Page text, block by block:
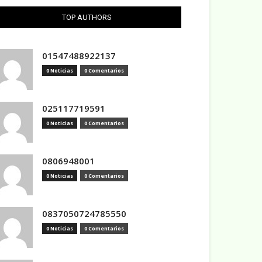
TOP AUTHORS
01547488922137
0 Noticias 0 Comentarios
025117719591
0 Noticias 0 Comentarios
0806948001
0 Noticias 0 Comentarios
0837050724785550
0 Noticias 0 Comentarios